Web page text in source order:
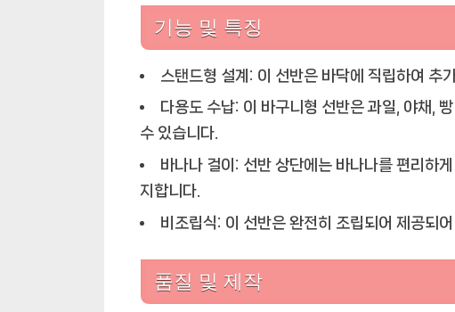
적
뷰
에
기능 및 특징
스탠드형 설계: 이 선반은 바닥에 직립하여 추
다용도 수납: 이 바구니형 선반은 과일, 야채,
수 있습니다.
바나나 걸이: 선반 상단에는 바나나를 편리하
지합니다.
비조립식: 이 선반은 완전히 조립되어 제공되
품질 및 제작